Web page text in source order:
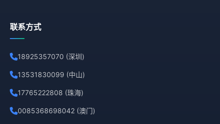
联系方式
18925357070 (深圳)
13531830099 (中山)
17765222808 (珠海)
0085368698042 (澳门)